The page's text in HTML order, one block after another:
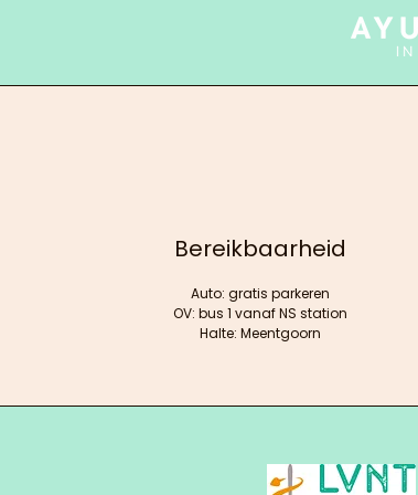
Bereikbaarheid
Auto: gratis parkeren
OV: bus 1 vanaf NS station
Halte: Meentgoorn